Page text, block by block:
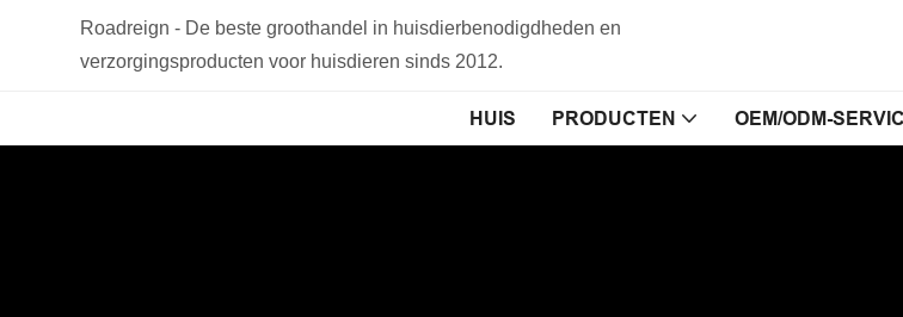
Roadreign - De beste groothandel in huisdierbenodigdheden en
verzorgingsproducten voor huisdieren sinds 2012.
HUIS PRODUCTEN OEM/ODM-